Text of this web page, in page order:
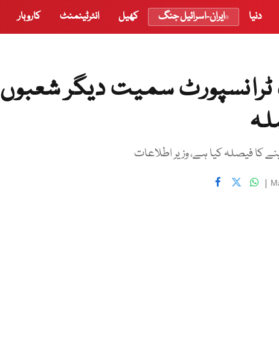
دنیا ایران-اسرائیل جنگ کھیل انٹرٹینمنٹ کاروبار
سمیت دیگر شعبوں
کا فیصلہ کیا ہے، وزیر اطلاعات
|